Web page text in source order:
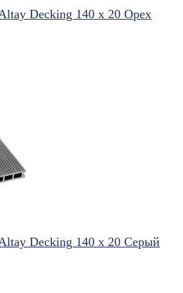
Decking 140 х 20 Орех
Decking 140 х 20 Серый